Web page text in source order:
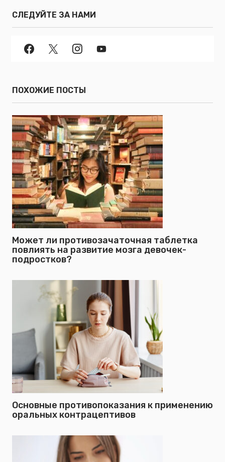
СЛЕДУЙТЕ ЗА НАМИ
ПОХОЖИЕ ПОСТЫ
Может ли противозачаточная таблетка
повлиять на развитие мозга девочек-
подростков?
Основные противопоказания к применению
оральных контрацептивов